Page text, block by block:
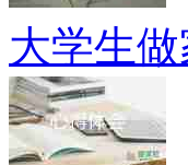
大学生